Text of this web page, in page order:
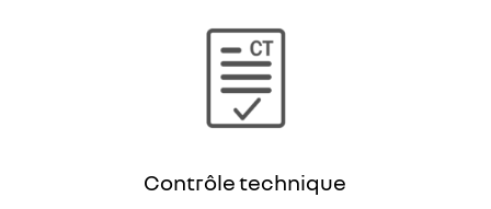
Contrôle technique